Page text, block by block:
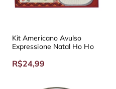
Kit Americano Avulso
Expressione Natal Ho Ho
R$24,99